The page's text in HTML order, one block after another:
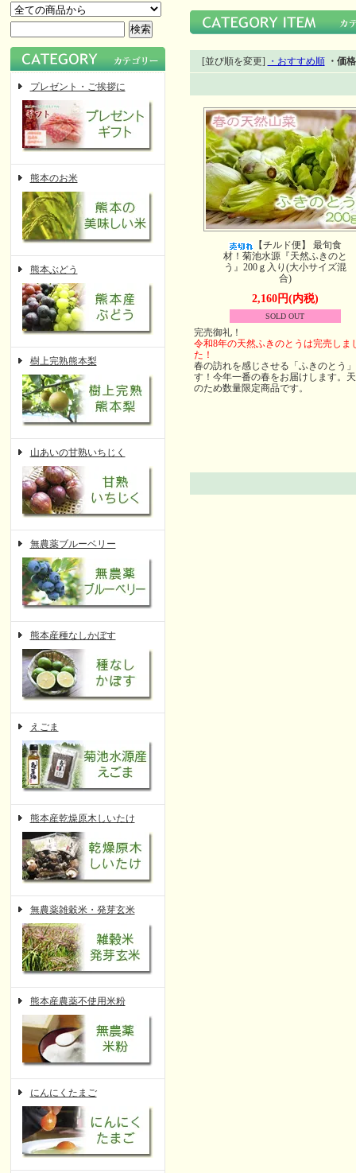
プレゼント・ご挨拶に
熊本のお米
熊本ぶどう
樹上完熟熊本梨
山あいの甘熟いちじく
無農薬ブルーベリー
熊本産種なしかぼす
えごま
熊本産乾燥原木しいたけ
無農薬雑穀米・発芽玄米
熊本産農薬不使用米粉
にんにくたまご
[並び順を変更] ・おすすめ順 ・価
【チルド便】 最旬食
材！菊池水源『天然ふきのと
う』200ｇ入り(大小サイズ混
合)
2,160円(内税)
SOLD OUT
完売御礼！
令和8年の天然ふきのとうは完売しま
た！
春の訪れを感じさせる「ふきのとう
す！今年一番の春をお届けします。
のため数量限定商品です。